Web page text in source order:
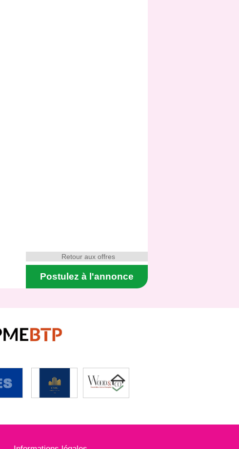
Postulez à l'annonce
Retour aux offres